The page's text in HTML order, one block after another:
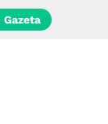
Gazeta